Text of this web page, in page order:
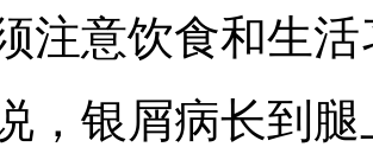
注意饮食和生
，银屑病长到